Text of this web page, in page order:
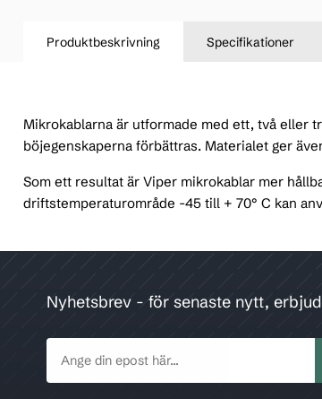
Produktbeskrivning Specifikationer
Mikrokablarna är utformade med ett, två eller
böjegenskaperna förbättras. Materialet ger
Som ett resultat är Viper mikrokablar mer
driftstemperaturområde -45 till + 70° C kan
Nyhetsbrev - för senaste nytt,